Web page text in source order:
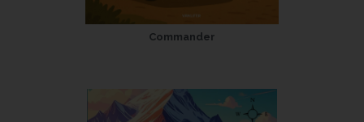
Commander